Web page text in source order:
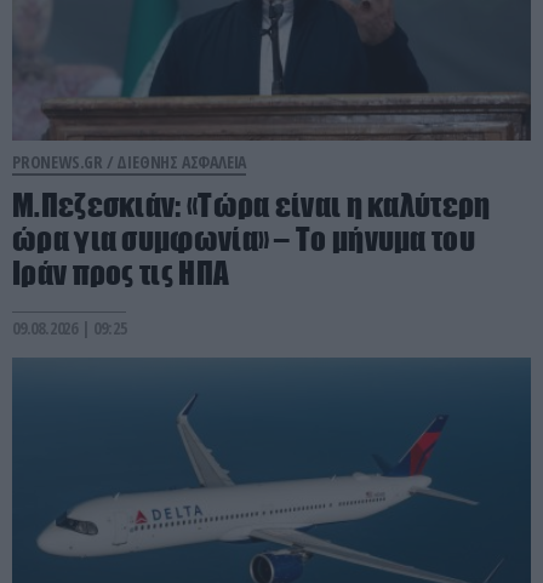
PRONEWS.GR / ΔΙΕΘΝΗΣ ΑΣΦΑΛΕΙΑ
Μ.Πεζεσκιάν: «Τώρα είναι η καλύτερη
ώρα για συμφωνία» – Το μήνυμα του
Ιράν προς τις ΗΠΑ
09.08.2026 | 09:25